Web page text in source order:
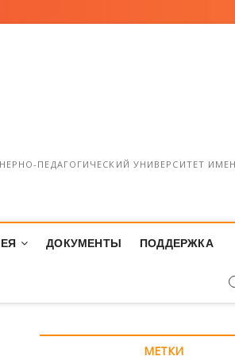
ПЕДАГОГИЧЕСКИЙ УНИВЕРСИТЕТ
ДОКУМЕНТЫ ПОДДЕРЖКА
МЕТКИ